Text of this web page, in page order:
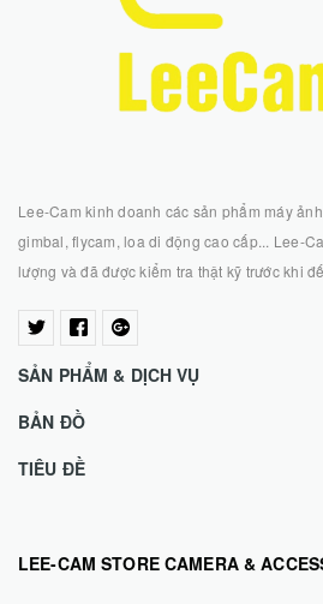
Lee-Cam kinh doanh các sản phẩm máy
gimbal, flycam, loa di động cao cấp... Lee-
lượng và đã được kiểm tra thật kỹ trước khi
SẢN PHẨM & DỊCH VỤ
BẢN ĐỒ
TIÊU ĐỀ
LEE-CAM STORE CAMERA &